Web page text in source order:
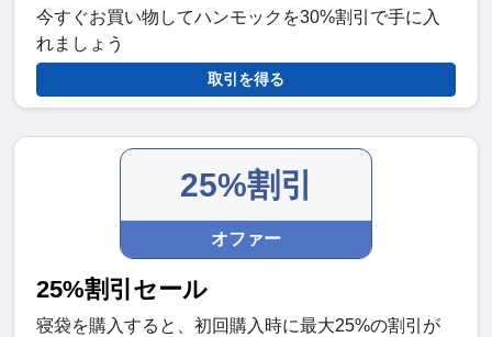
今すぐお買い物してハンモックを30%割引で手に入
れましょう
取引を得る
25%割引
オファー
25%割引セール
寝袋を購入すると、初回購入時に最大25%の割引が